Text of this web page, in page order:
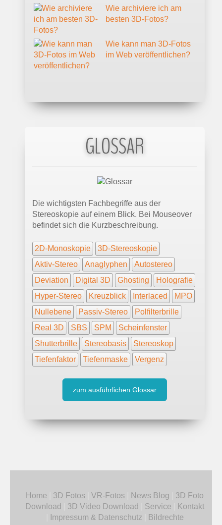
Wie archiviere ich am
besten 3D-Fotos?
Wie kann man 3D-Fotos
im Web veröffentlichen?
GLOSSAR
Die wichtigsten Fachbegriffe aus der
Stereoskopie auf einem Blick. Bei Mouseover
befindet sich die Kurzbeschreibung.
2D-Monoskopie
3D-Stereoskopie
Aktiv-Stereo
Anaglyphen
Autostereo
Deviation
Digital 3D Ghosting
Holografie
Hyper-Stereo
Kreuzblick Interlaced
MPO
Nullebene
Passiv-Stereo
Polfilterbrille
Real 3D
SBS SPM
Scheinfenster
Shutterbrille
Stereobasis
Stereoskop
Tiefenfaktor
Tiefenmaske Vergenz
zum ausführlichen Glossar
Home 3D Fotos VR-Fotos News Blog
3D Foto
Download
3D Video Download Service
Kontakt
Impressum & Datenschutz Bildrechte